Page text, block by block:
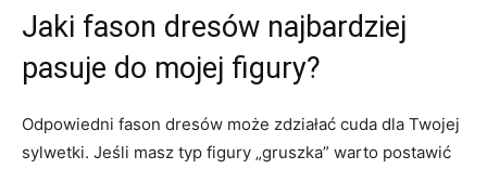
Jaki fason dresów najbardziej
pasuje do mojej⁣ figury?
Odpowiedni ‌fason dresów może zdziałać cuda dla Twojej
sylwetki. Jeśli masz⁢ typ figury „gruszka” warto postawić